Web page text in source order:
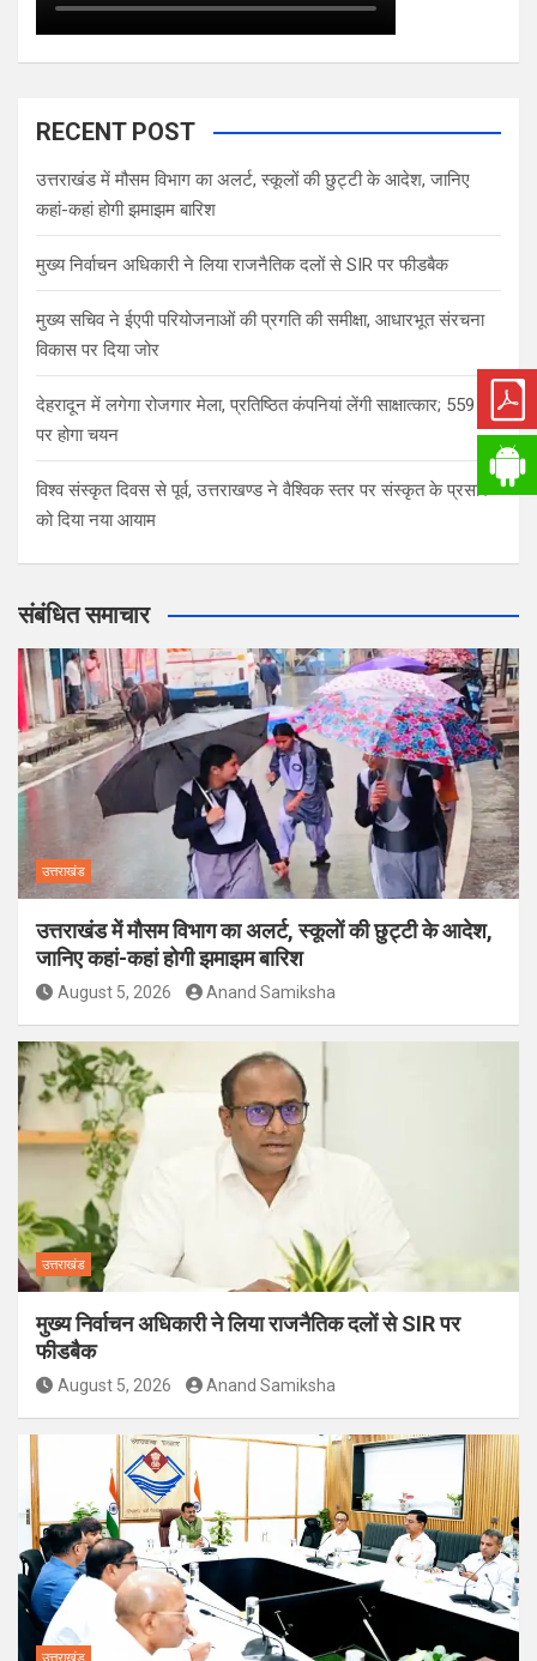
RECENT POST
उत्तराखंड में मौसम विभाग का अलर्ट, स्कूलों की छुट्टी के आदेश, जानिए
कहां-कहां होगी झमाझम बारिश
मुख्य निर्वाचन अधिकारी ने लिया राजनैतिक दलों से SIR पर फीडबैक
मुख्य सचिव ने ईएपी परियोजनाओं की प्रगति की समीक्षा, आधारभूत संरचना
विकास पर दिया जोर
देहरादून में लगेगा रोजगार मेला, प्रतिष्ठित कंपनियां लेंगी साक्षात्कार; 559 पदों
पर होगा चयन
विश्व संस्कृत दिवस से पूर्व, उत्तराखण्ड ने वैश्विक स्तर पर संस्कृत के प्रसार
को दिया नया आयाम
संबंधित समाचार
उत्तराखंड
उत्तराखंड में मौसम विभाग का अलर्ट, स्कूलों की छुट्टी के आदेश,
जानिए कहां-कहां होगी झमाझम बारिश
August 5, 2026 Anand Samiksha
उत्तराखंड
मुख्य निर्वाचन अधिकारी ने लिया राजनैतिक दलों से SIR पर
फीडबैक
August 5, 2026 Anand Samiksha